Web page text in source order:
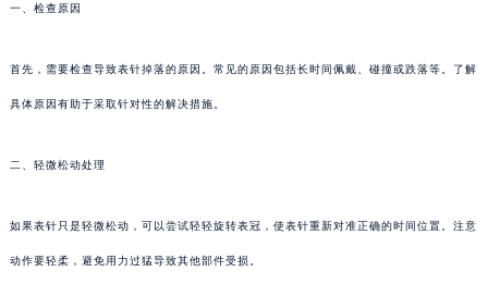
一、检查原因
首先，需要检查导致表针掉落的原因。常见的原因包括长时间佩戴、碰撞或跌落等。了解
具体原因有助于采取针对性的解决措施。
二、轻微松动处理
如果表针只是轻微松动，可以尝试轻轻旋转表冠，使表针重新对准正确的时间位置。注意
动作要轻柔，避免用力过猛导致其他部件受损。